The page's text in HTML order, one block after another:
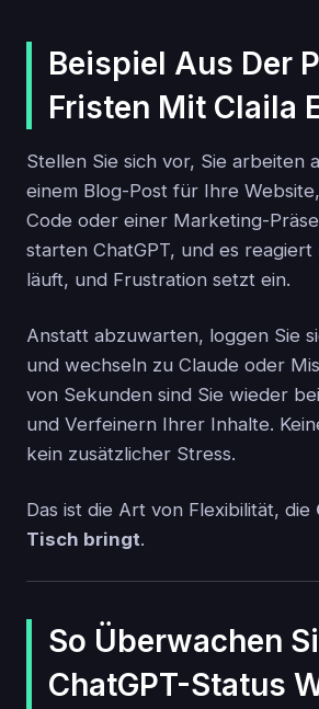
Beispiel Aus Der
Fristen Mit Claila
Stellen Sie sich vor, Sie arbeiten
einem Blog-Post für Ihre
Code oder einer Marketing-
starten ChatGPT, und es reagiert
läuft, und Frustration setzt ein.
Anstatt abzuwarten, loggen Sie
und wechseln zu Claude oder
von Sekunden sind Sie wieder
und Verfeinern Ihrer Inhalte.
kein zusätzlicher Stress.
Das ist die Art von Flexibilität, die
Tisch bringt.
So Überwachen
ChatGPT-Status